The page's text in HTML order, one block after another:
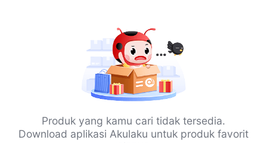
Produk yang kamu cari tidak tersedia.
Download aplikasi Akulaku untuk produk favorit